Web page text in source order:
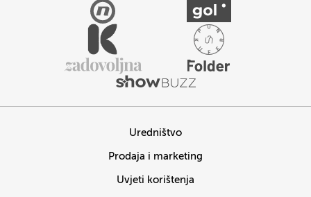
Uredništvo
Prodaja i marketing
Uvjeti korištenja